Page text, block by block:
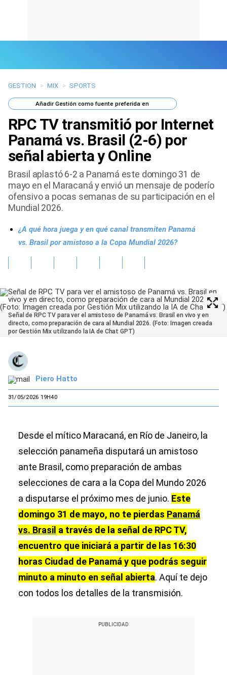
Últimas Noticias
Mi Bolsillo
Respuestas
Gente
Vida Laboral
Tendencias Mix
Sports
GESTION > MIX > SPORTS
AñadirGestión como fuente preferida en
RPC TV transmitió por Internet
Panamá vs. Brasil (2-6) por
señal abierta y Online
Brasil aplastó 6-2 a Panamá este domingo 31 de
mayo en el Maracaná y envió un mensaje de poderío
ofensivo a pocas semanas de su participación en el
Mundial 2026.
¿A qué hora juega y en qué canal transmiten Panamá
vs. Brasil por amistoso a la Copa Mundial 2026?
Señal de RPC TV para ver el amistoso de Panamá vs. Brasil en vivo y en
directo, como preparación de cara al Mundial 2026. (Foto: Imagen creada
por Gestión Mix utilizando la IA de Chat GPT)
Piero Hatto
31/05/2026 19H40
Desde el mítico Maracaná, en Río de Janeiro, la
selección panameña disputará un amistoso
ante Brasil, como preparación de ambas
selecciones de cara a la Copa del Mundo 2026
a disputarse el próximo mes de junio. Este
domingo 31 de mayo, no te pierdas Panamá
vs. Brasil a través de la señal de RPC TV,
encuentro que iniciará a partir de las 16:30
horas Ciudad de Panamá y que podrás seguir
minuto a minuto en señal abierta. Aquí te dejo
con todos los detalles de la transmisión.